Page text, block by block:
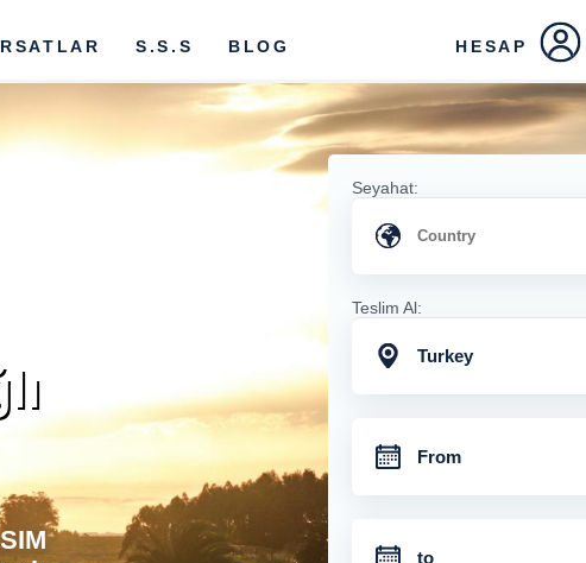
S.S.S BLOG HESAP
Seyahat:
Teslim Al:
Turkey